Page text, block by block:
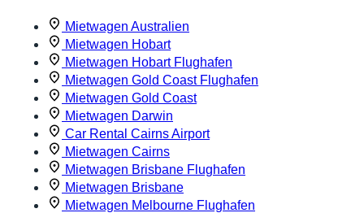
Mietwagen Australien
Mietwagen Hobart
Mietwagen Hobart Flughafen
Mietwagen Gold Coast Flughafen
Mietwagen Gold Coast
Mietwagen Darwin
Car Rental Cairns Airport
Mietwagen Cairns
Mietwagen Brisbane Flughafen
Mietwagen Brisbane
Mietwagen Melbourne Flughafen